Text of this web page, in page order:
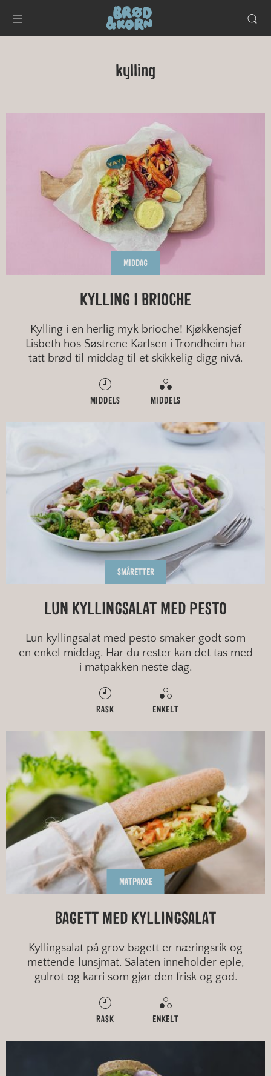
kylling
MIDDAG
KYLLING I BRIOCHE
Kylling i en herlig myk brioche! Kjøkkensjef
Lisbeth hos Søstrene Karlsen i Trondheim har
tatt brød til middag til et skikkelig digg nivå.
MIDDELS MIDDELS
SMÅRETTER
LUN KYLLINGSALAT MED PESTO
Lun kyllingsalat med pesto smaker godt som
en enkel middag. Har du rester kan det tas med
i matpakken neste dag.
RASK ENKELT
MATPAKKE
BAGETT MED KYLLINGSALAT
Kyllingsalat på grov bagett er næringsrik og
mettende lunsjmat. Salaten inneholder eple,
gulrot og karri som gjør den frisk og god.
RASK ENKELT